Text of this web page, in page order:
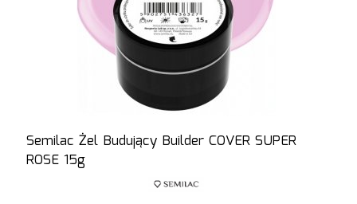
Semilac Żel Budujący Builder COVER SUPER
ROSE 15g